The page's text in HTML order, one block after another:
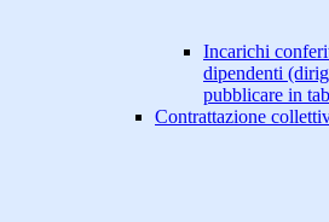
Incarichi
dipendenti
pubblicare in
Contrattazione